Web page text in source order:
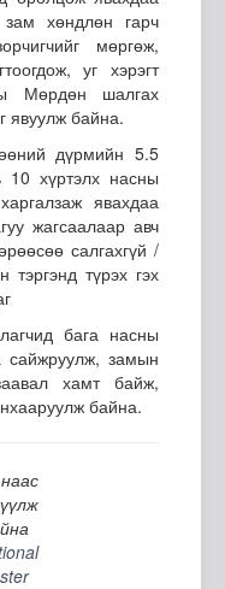
зам хөндлөн гарч
мөргөж,
уг хэрэгт
Мөрдөн шалгах
явуулж байна.
дүрмийн 5.5
10 хүртэлх насны
явахдаа
жагсаалаар авч
салгахгүй /
тэргэнд түрэх гэх
бага насны
сайжруулж, замын
хамт байж,
байна.